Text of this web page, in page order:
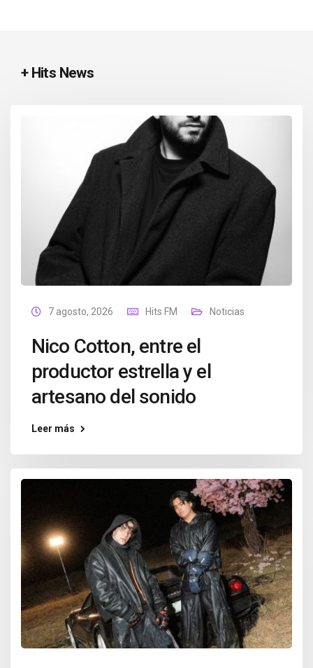
+ Hits News
7 agosto, 2026 Hits FM Noticias
Nico Cotton, entre el
productor estrella y el
artesano del sonido
Leer más